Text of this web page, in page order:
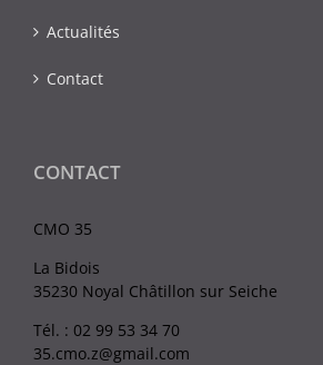
Actualités
Contact
CONTACT
CMO 35
La Bidois
35230 Noyal Châtillon sur Seiche
Tél. : 02 99 53 34 70
35.cmo.z@gmail.com